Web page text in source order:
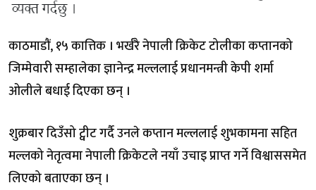
काठमाडौं, १५ कात्तिक । भर्खरै नेपाली क्रिकेट टोलीका कप्तानको
जिम्मेवारी सम्हालेका ज्ञानेन्द्र मल्ललाई प्रधानमन्त्री केपी शर्मा
ओलीले बधाई दिएका छन् ।
शुक्रबार दिउँसो ट्वीट गर्दै उनले कप्तान मल्ललाई शुभकामना सहित
मल्लको नेतृत्वमा नेपाली क्रिकेटले नयाँ उचाइ प्राप्त गर्ने विश्वाससमेत
लिएको बताएका छन् ।